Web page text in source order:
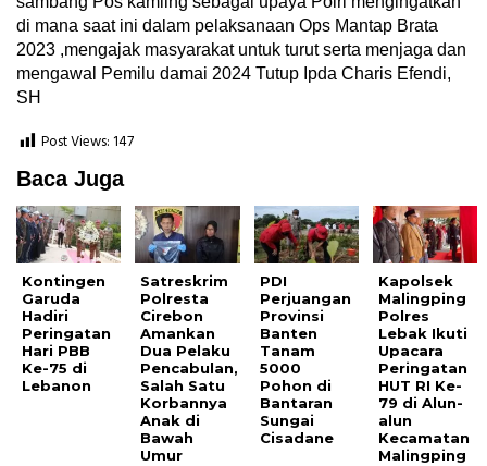
di mana saat ini dalam pelaksanaan Ops Mantap Brata
2023 ,mengajak masyarakat untuk turut serta menjaga dan
mengawal Pemilu damai 2024 Tutup Ipda Charis Efendi,
SH
Post Views: 147
Baca Juga
Kontingen
Garuda
Hadiri
Peringatan
Hari PBB
Ke-75 di
Lebanon
Satreskrim
Polresta
Cirebon
Amankan
Dua Pelaku
Pencabulan,
Salah Satu
Korbannya
Anak di
Bawah
Umur
PDI
Perjuangan
Provinsi
Banten
Tanam
5000
Pohon di
Bantaran
Sungai
Cisadane
Kapolsek
Malingping
Polres
Lebak Ikuti
Upacara
Peringatan
HUT RI Ke-
79 di Alun-
alun
Kecamatan
Malingping